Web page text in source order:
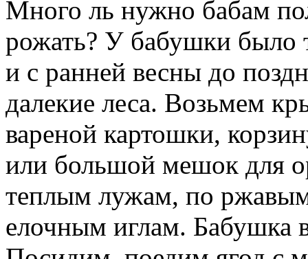
Много ль нужно бабам
рожать? У бабушки было
и с ранней весны до
далекие леса. Возьмем
вареной картошки,
или большой мешок для
теплым лужам, по
елочным иглам. Бабушка